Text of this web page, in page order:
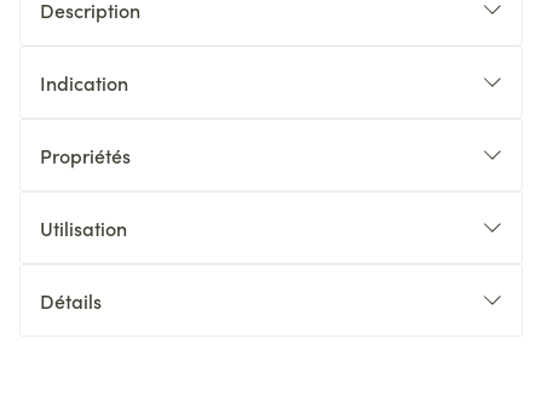
Description
Indication
Propriétés
Utilisation
Détails